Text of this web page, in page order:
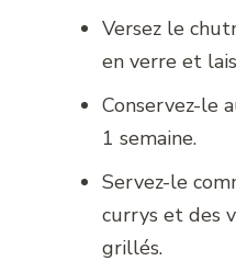
Versez le
en verre et
Conservez-le
1 semaine.
Servez-le
currys et des
grillés.